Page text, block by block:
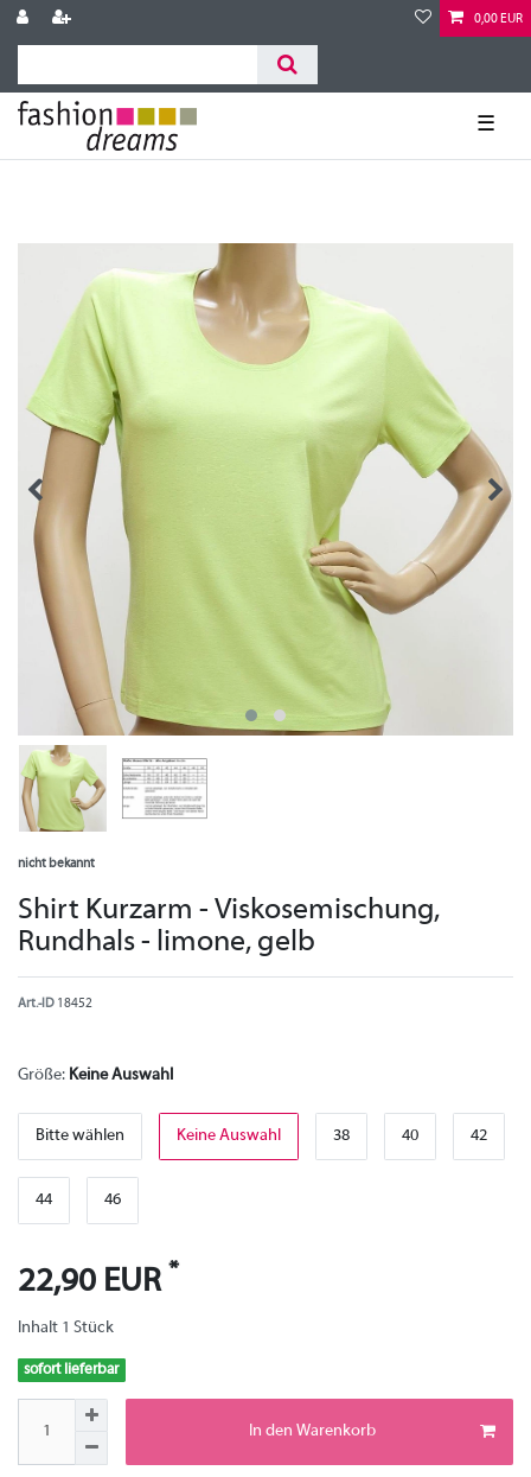
0,00 EUR
☰
nicht bekannt
Shirt Kurzarm - Viskosemischung,
Rundhals - limone, gelb
Art.-ID 18452
Größe: Keine Auswahl
Bitte wählen Keine Auswahl 38 40 42
44 46
22,90 EUR *
Inhalt 1 Stück
sofort lieferbar
In den Warenkorb